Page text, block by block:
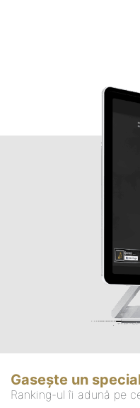
Gasește un
Ranking-ul îi adună pe